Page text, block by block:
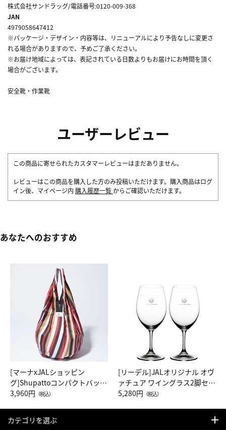
株式会社サンドラッグ/電話番号:0120-009-368
JAN
4979058647412
※パッケージ・デザイン・内容等は、リニューアルにより予告なしに変更さ
れる場合がありますので、予めご了承ください。
※お届け地域によっては、表記されている日数よりもお届けにお時間を頂く
場合がございます。
安全靴・作業靴
ユーザーレビュー
この商品に寄せられたカスタマーレビューはまだありません。
レビューはこの商品を購入した方のみ投稿いただけます。購入商品はログ
イン後、マイページ内 購入履歴一覧 からご確認いただけます。
あなたへのおすすめ
[マーナxJALショッピン
グ]Shupattoコンパクトバッグ
Drop JAL客室乗務員（LC）ス
3,960円 （税込）
[リーデル]JALオリジナル オヴ
ァチュア ワイングラス2脚セッ
ト（レッドワイン）
5,280円 （税込）
カテゴリを選ぶ